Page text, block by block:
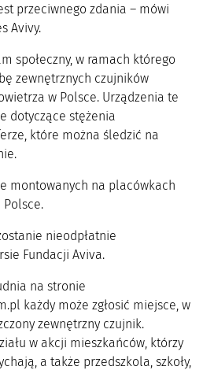
przeciwnego zdania – mówi
Avivy.
społeczny, w ramach którego
zewnętrznych czujników
w Polsce. Urządzenia te
dotyczące stężenia
które można śledzić na
montowanych na placówkach
Polsce.
nieodpłatnie
Fundacji Aviva.
na stronie
każdy może zgłosić miejsce, w
zewnętrzny czujnik.
w akcji mieszkańców, którzy
a także przedszkola, szkoły,